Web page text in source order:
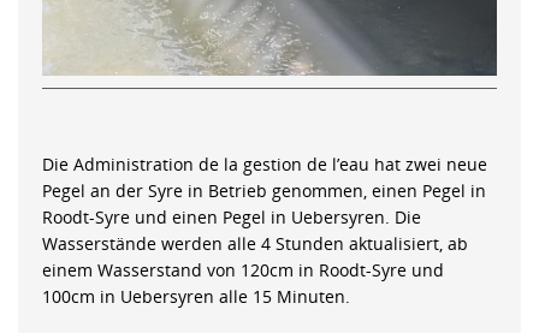
Die Administration de la gestion de l’eau hat zwei neue
Pegel an der Syre in Betrieb genommen, einen Pegel in
Roodt-Syre und einen Pegel in Uebersyren. Die
Wasserstände werden alle 4 Stunden aktualisiert, ab
einem Wasserstand von 120cm in Roodt-Syre und
100cm in Uebersyren alle 15 Minuten.